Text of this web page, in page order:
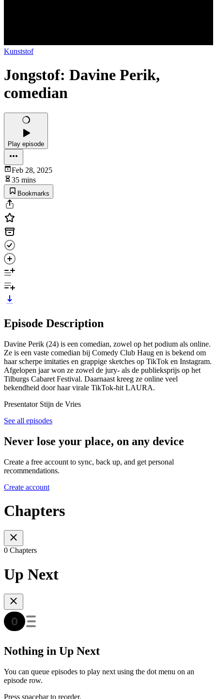
Kunststof
Jongstof: Davine Perik,
comedian
Play episode
Feb 28, 2025
35 mins
Bookmarks
Episode Description
Davine Perik (24) is een comedian, zowel op het podium als online.
Ze is een vaste comedian bij Comedy Club Haug en is bekend om
haar scherpe imitaties en grappige sketches op TikTok en Instagram.
Afgelopen jaar won ze zowel de jury- als de publieksprijs op het
Tilburgs Cabaret Festival. Daarnaast kreeg ze online veel
bekendheid door haar virale TikTok-hit LAURA.
Presentator Stijn de Vries
See all episodes
Never lose your place, on any device
Create a free account to sync, back up, and get personal
recommendations.
Create account
Chapters
0 Chapters
Up Next
Nothing in Up Next
You can queue episodes to play next using the dot menu on an
episode row.
Press spacebar to reorder.